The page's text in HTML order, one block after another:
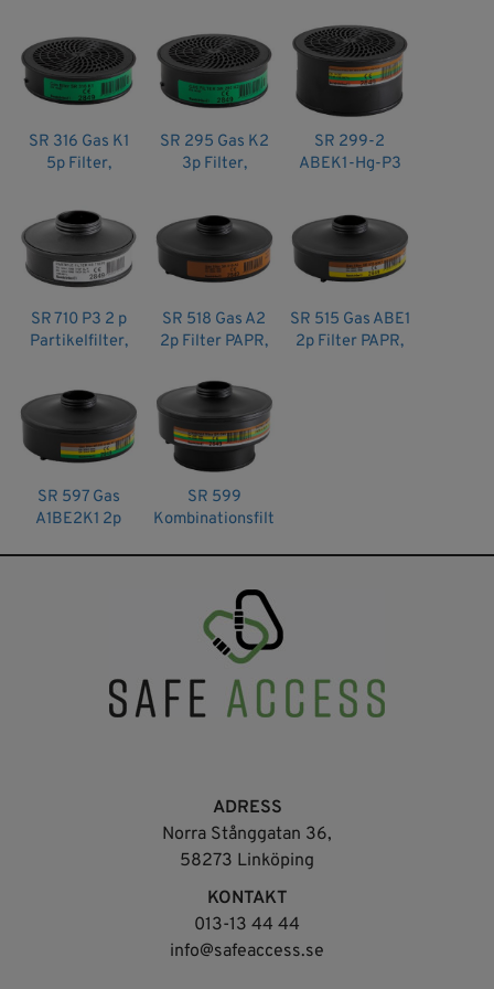
Godkännande: EN 12941:1998 + A2:2008, EN 12942:1998 +
A2:2008, EN 143:2000+A1:2006
Artikelnr: 1002401
Sundström
SR 316 Gas K1
5p Filter,
SR 295 Gas K2
3p Filter,
SR 299-2
ABEK1-Hg-P3
SR 710 P3 2 p
Partikelfilter,
Sundström
SR 518 Gas A2
2p Filter PAPR,
SR 515 Gas ABE1
2p Filter PAPR,
SR 597 Gas
A1BE2K1 2p
SR 599
Kombinationsfilter
ADRESS
Norra Stånggatan 36,
58273 Linköping
KONTAKT
013-13 44 44
info@safeaccess.se